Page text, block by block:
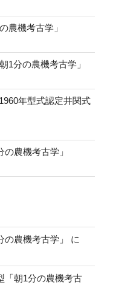
農機考古学」
1分の農機考古学」
年型式認定井関式
農機考古学」
農機考古学」
に
「朝1分の農機考古